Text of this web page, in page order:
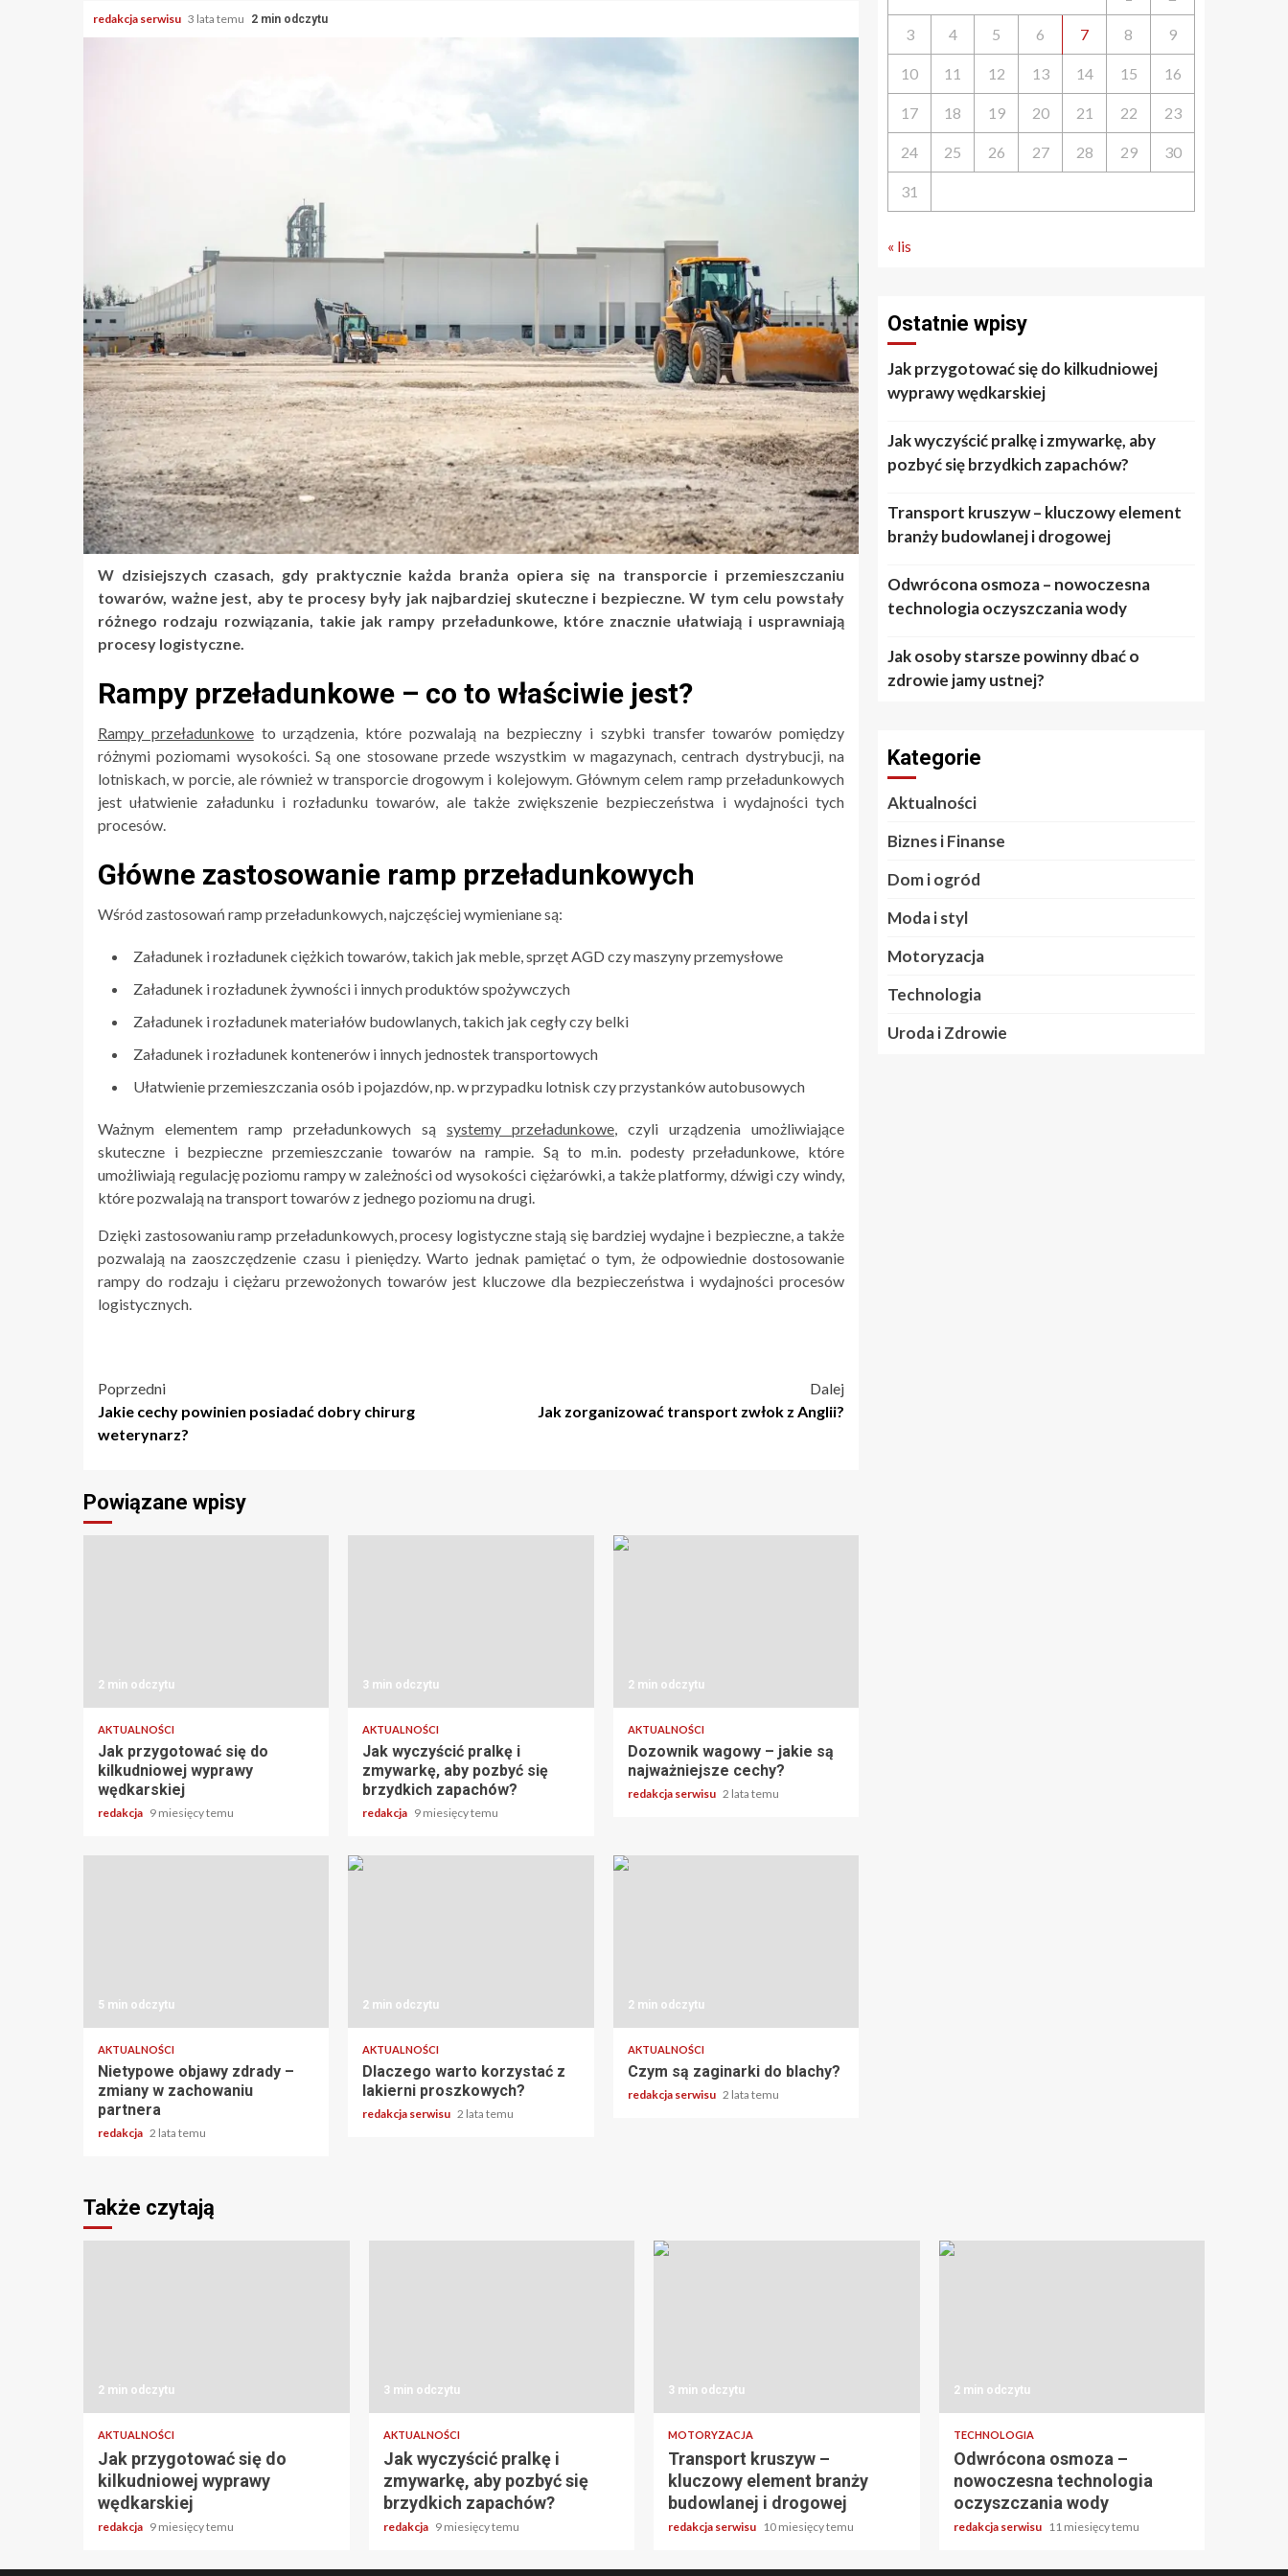
redakcja serwisu 3 lata temu 2 min odczytu
W dzisiejszych czasach, gdy praktycznie każda branża opiera się na transporcie i przemieszczaniu
towarów, ważne jest, aby te procesy były jak najbardziej skuteczne i bezpieczne. W tym celu powstały
różnego rodzaju rozwiązania, takie jak rampy przeładunkowe, które znacznie ułatwiają i usprawniają
procesy logistyczne.
Rampy przeładunkowe – co to właściwie jest?
Rampy przeładunkoweto urządzenia, które pozwalają na bezpieczny i szybki transfer towarów pomiędzy
różnymi poziomami wysokości. Są one stosowane przede wszystkim w magazynach, centrach dystrybucji, na
lotniskach, w porcie, ale również w transporcie drogowym i kolejowym. Głównym celem ramp przeładunkowych
jest ułatwienie załadunku i rozładunku towarów, ale także zwiększenie bezpieczeństwa i wydajności tych
procesów.
Główne zastosowanie ramp przeładunkowych
Wśród zastosowań ramp przeładunkowych, najczęściej wymieniane są:
Załadunek i rozładunek ciężkich towarów, takich jak meble, sprzęt AGD czy maszyny przemysłowe
Załadunek i rozładunek żywności i innych produktów spożywczych
Załadunek i rozładunek materiałów budowlanych, takich jak cegły czy belki
Załadunek i rozładunek kontenerów i innych jednostek transportowych
Ułatwienie przemieszczania osób i pojazdów, np. w przypadku lotnisk czy przystanków autobusowych
Ważnym elementem ramp przeładunkowych są systemy przeładunkowe , czyli urządzenia umożliwiające
skuteczne i bezpieczne przemieszczanie towarów na rampie. Są to m.in. podesty przeładunkowe, które
umożliwiają regulację poziomu rampy w zależności od wysokości ciężarówki, a także platformy, dźwigi czy windy,
które pozwalają na transport towarów z jednego poziomu na drugi.
Dzięki zastosowaniu ramp przeładunkowych, procesy logistyczne stają się bardziej wydajne i bezpieczne, a także
pozwalają na zaoszczędzenie czasu i pieniędzy. Warto jednak pamiętać o tym, że odpowiednie dostosowanie
rampy do rodzaju i ciężaru przewożonych towarów jest kluczowe dla bezpieczeństwa i wydajności procesów
logistycznych.
Nawigacja
wpisu
Poprzedni
Jakie cechy powinien posiadać dobry chirurg
weterynarz?
Dalej
Jak zorganizować transport zwłok z Anglii?
Powiązane wpisy
2 min odczytu
AKTUALNOŚCI
Jak przygotować się do
kilkudniowej wyprawy
wędkarskiej
redakcja 9 miesięcy temu
3 min odczytu
AKTUALNOŚCI
Jak wyczyścić pralkę i
zmywarkę, aby pozbyć się
brzydkich zapachów?
redakcja 9 miesięcy temu
2 min odczytu
AKTUALNOŚCI
Dozownik wagowy – jakie są
najważniejsze cechy?
redakcja serwisu 2 lata temu
5 min odczytu
AKTUALNOŚCI
Nietypowe objawy zdrady –
zmiany w zachowaniu
partnera
redakcja 2 lata temu
2 min odczytu
AKTUALNOŚCI
Dlaczego warto korzystać z
lakierni proszkowych?
redakcja serwisu 2 lata temu
2 min odczytu
AKTUALNOŚCI
Czym są zaginarki do blachy?
redakcja serwisu 2 lata temu
3 4 5 6 7 8 9
10 11 12 13 14 15 16
17 18 19 20 21 22 23
24 25 26 27 28 29 30
31
« lis
Ostatnie wpisy
Jak przygotować się do kilkudniowej
wyprawy wędkarskiej
Jak wyczyścić pralkę i zmywarkę, aby
pozbyć się brzydkich zapachów?
Transport kruszyw – kluczowy element
branży budowlanej i drogowej
Odwrócona osmoza – nowoczesna
technologia oczyszczania wody
Jak osoby starsze powinny dbać o
zdrowie jamy ustnej?
Kategorie
Aktualności
Biznes i Finanse
Dom i ogród
Moda i styl
Motoryzacja
Technologia
Uroda i Zdrowie
Także czytają
2 min odczytu
AKTUALNOŚCI
Jak przygotować się do
kilkudniowej wyprawy
wędkarskiej
redakcja 9 miesięcy temu
3 min odczytu
AKTUALNOŚCI
Jak wyczyścić pralkę i
zmywarkę, aby pozbyć się
brzydkich zapachów?
redakcja 9 miesięcy temu
3 min odczytu
MOTORYZACJA
Transport kruszyw –
kluczowy element branży
budowlanej i drogowej
redakcja serwisu 10 miesięcy temu
2 min odczytu
TECHNOLOGIA
Odwrócona osmoza –
nowoczesna technologia
oczyszczania wody
redakcja serwisu 11 miesięcy temu